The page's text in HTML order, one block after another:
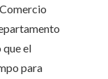
el
para